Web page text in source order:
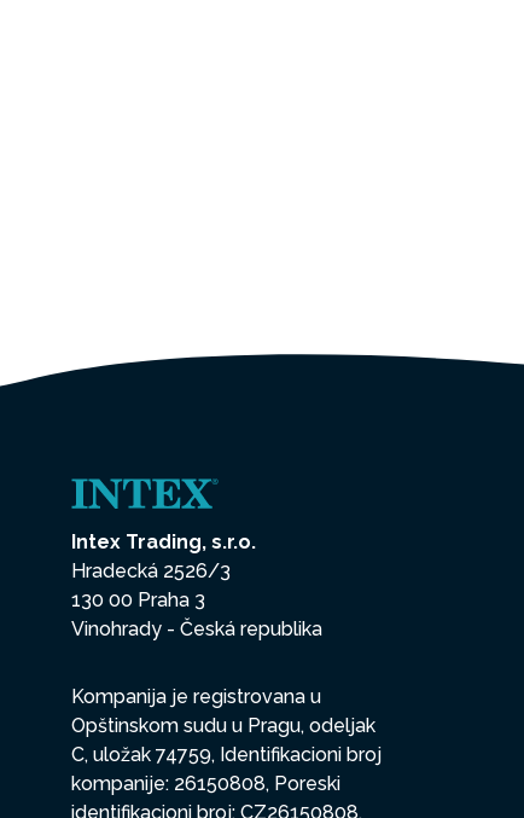
Intex Trading, s.r.o.
Hradecká 2526/3
130 00 Praha 3
Vinohrady - Česká republika
Kompanija je registrovana u
Opštinskom sudu u Pragu, odeljak
C, uložak 74759, Identifikacioni broj
kompanije: 26150808, Poreski
identifikacioni broj: CZ26150808.